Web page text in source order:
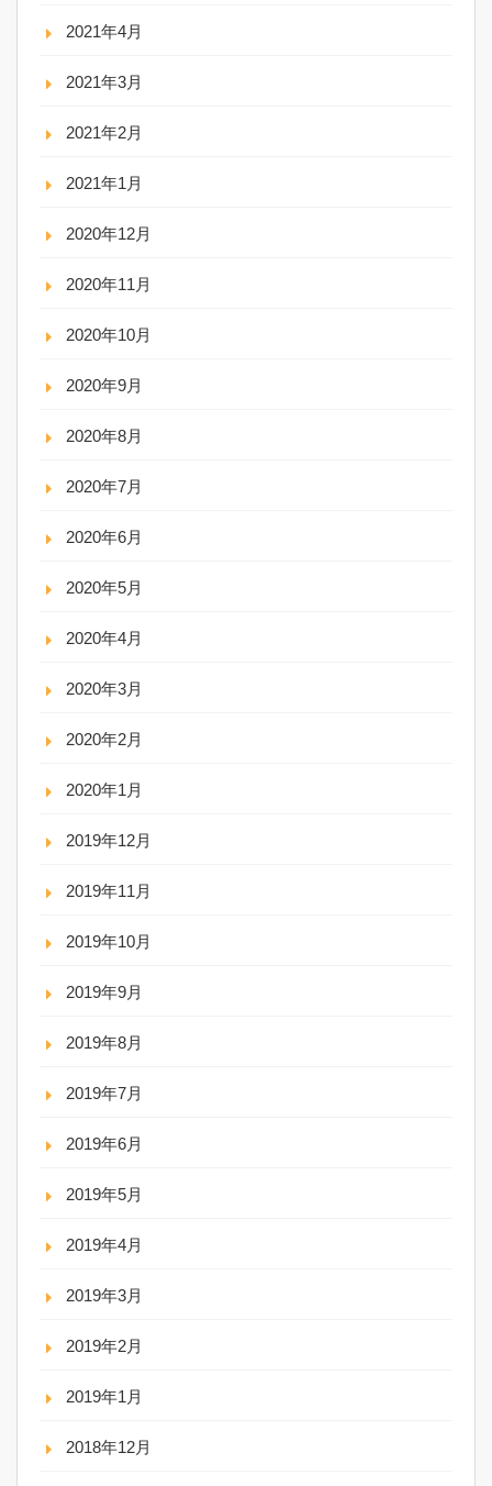
2021年4月
2021年3月
2021年2月
2021年1月
2020年12月
2020年11月
2020年10月
2020年9月
2020年8月
2020年7月
2020年6月
2020年5月
2020年4月
2020年3月
2020年2月
2020年1月
2019年12月
2019年11月
2019年10月
2019年9月
2019年8月
2019年7月
2019年6月
2019年5月
2019年4月
2019年3月
2019年2月
2019年1月
2018年12月